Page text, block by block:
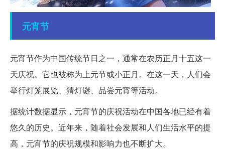
元宵节
元宵节作为中国传统节日之一，通常在农历正月十五这一
天庆祝。它也被称为上元节或小正月。在这一天，人们会
举行灯笼展览、猜灯谜、品尝元宵等活动。
据统计数据显示，元宵节的庆祝活动在中国各地已经有着
悠久的历史。近年来，随着社会发展和人们生活水平的提
高，元宵节的庆祝规模和影响力也不断扩大。